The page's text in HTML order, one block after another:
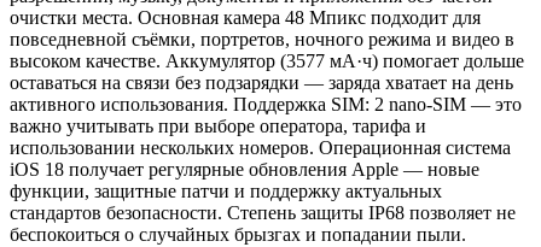
очистки места. Основная камера 48 Мпикс подходит для
повседневной съёмки, портретов, ночного режима и видео в
высоком качестве. Аккумулятор (3577 мА·ч) помогает дольше
оставаться на связи без подзарядки — заряда хватает на день
активного использования. Поддержка SIM: 2 nano-SIM — это
важно учитывать при выборе оператора, тарифа и
использовании нескольких номеров. Операционная система
iOS 18 получает регулярные обновления Apple — новые
функции, защитные патчи и поддержку актуальных
стандартов безопасности. Степень защиты IP68 позволяет не
беспокоиться о случайных брызгах и попадании пыли.